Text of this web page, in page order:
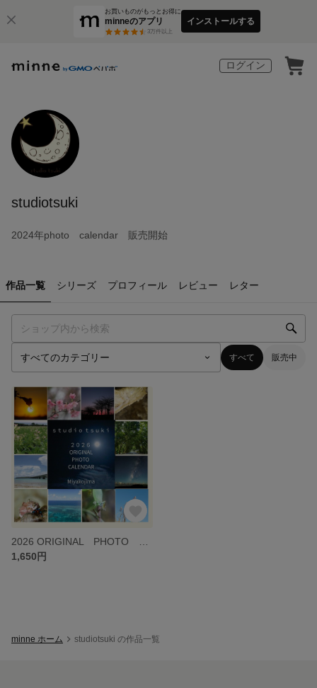
お買いものがもっとお得に
minneのアプリ
3万件以上
インストールする
ログイン
studiotsuki
2024年photo calendar 販売開始
作品一覧 シリーズ プロフィール レビュー レター
すべて 販売中
1,650円
minne ホーム studiotsuki の作品一覧